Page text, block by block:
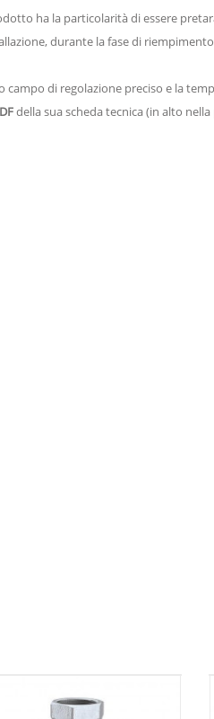
ha la particolarità di essere
durante la fase di
campo di regolazione preciso e la
della sua scheda tecnica (in alto